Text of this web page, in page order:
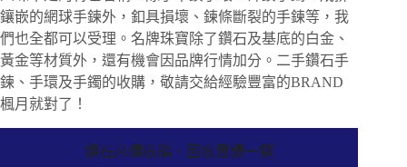
鑲嵌的網球手鍊外，釦具損壞、鍊條斷裂的手鍊等，我
們也全都可以受理。名牌珠寶除了鑽石及基底的白金、
黃金等材質外，還有機會因品牌行情加分。二手鑽石手
鍊、手環及手鐲的收購，敬請交給經驗豐富的BRAND
楓月就對了！
鑽石高價收購．回收實績一覽